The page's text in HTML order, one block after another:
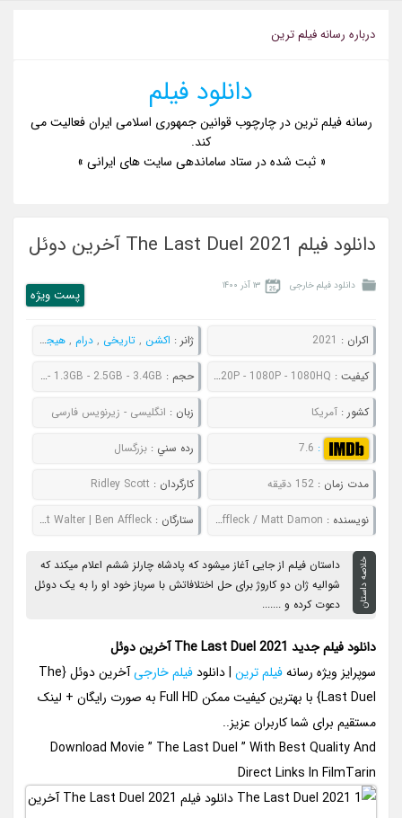
درباره رسانه فيلم ترين
دانلود فیلم
رسانه فیلم ترین در چارچوب قوانین جمهوری اسلامی ایران فعالیت می
کند.
« ثبت شده در ستاد ساماندهی سایت های ایرانی »
دانلود فیلم The Last Duel 2021 آخرین دوئل
دانلود فیلم خارجی ۱۳ آذر ۱۴۰۰
پست ويژه
اکران : 2021 ژانر : اکشن , تاریخی , درام , هیجان انگیز
کيفيت : 480P - 720P - 1080P - 1080HQ حجم : 908MB - 1.3GB - 2.5GB - 3.4GB
کشور :آمریکا زبان : انگلیسی - زیرنویس فارسی
:
7.6 رده سني : بزرگسال
مدت زمان :152 دقیقه کارگردان : Ridley Scott
نويسنده : Nicole Holofcener / Ben Affleck / Matt Damon ستارگان : Matt Damon | Adam Driver | Jodie Comer | Harriet Walter | Ben Affleck
خلاصه داستان
داستان فیلم از جایی آغاز میشود که پادشاه چارلز ششم اعلام میکند که
شوالیه ژان دو کاروژ برای حل اختلافاتش با سرباز خود او را به یک دوئل
دعوت کرده و .......
دانلود فیلم جدید The Last Duel 2021 آخرین دوئل
سوپرایز ویژه رسانهفیلم ترین | دانلودفیلم خارجی
آخرین دوئل {The
Last Duel} با بهترین کیفیت ممکن Full HD به صورت رایگان + لینک
مستقیم برای شما کاربران عزیز..
Download Movie ” The Last Duel ” With Best Quality And
Direct Links In FilmTarin